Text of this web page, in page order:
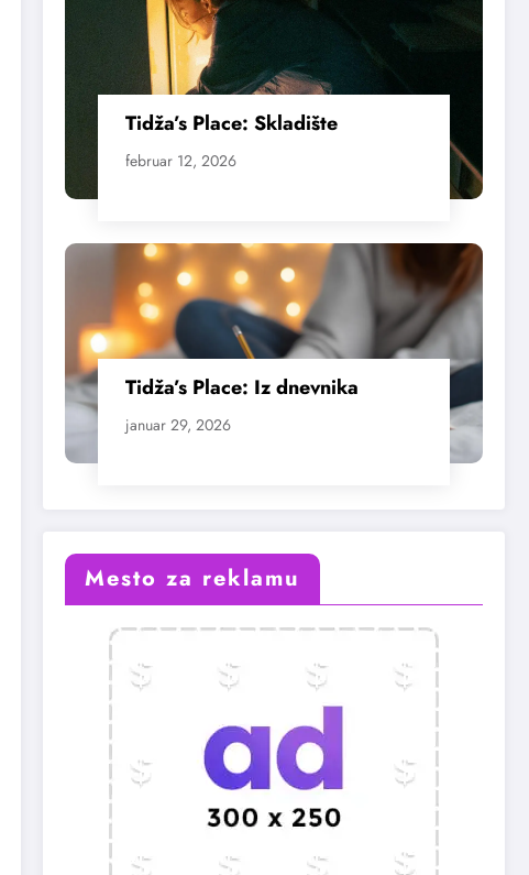
Tidža’s Place: Skladište
februar 12, 2026
Tidža’s Place: Iz dnevnika
januar 29, 2026
Mesto za reklamu